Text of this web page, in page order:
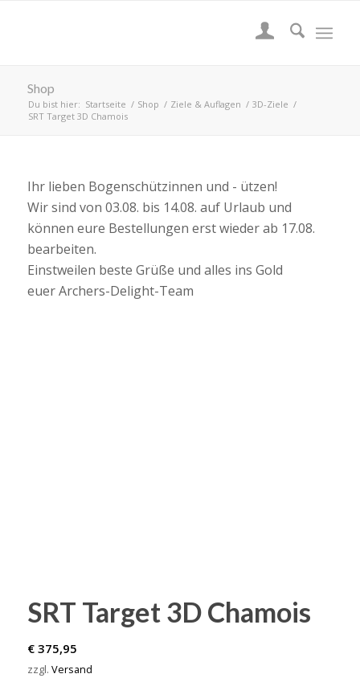
Shop
Du bist hier: Startseite / Shop / Ziele & Auflagen / 3D-Ziele /
SRT Target 3D Chamois
Ihr lieben Bogenschützinnen und - ützen!
Wir sind von 03.08. bis 14.08. auf Urlaub und
können eure Bestellungen erst wieder ab 17.08.
bearbeiten.
Einstweilen beste Grüße und alles ins Gold
euer Archers-Delight-Team
SRT Target 3D Chamois
€375,95
zzgl. Versand